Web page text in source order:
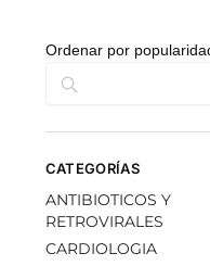
CATEGORÍAS
ANTIBIOTICOS Y
RETROVIRALES
CARDIOLOGIA